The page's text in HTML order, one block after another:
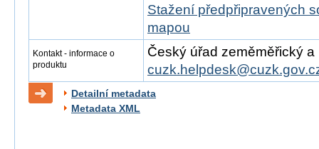
Stažení předpřipravených
mapou
Kontakt - informace o
produktu
Český úřad zeměměřický
Detailní metadata
Metadata XML